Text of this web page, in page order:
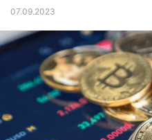
07.09.2023